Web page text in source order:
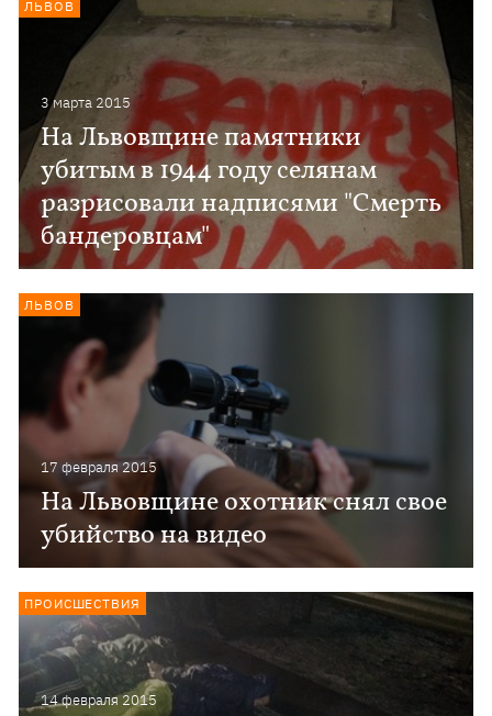
3 марта 2015
На Львовщине памятники
убитым в 1944 году селянам
разрисовали надписями "Смерть
бандеровцам"
ЛЬВОВ
17 февраля 2015
На Львовщине охотник снял свое
убийство на видео
ЛЬВОВ
14 февраля 2015
ПРОИСШЕСТВИЯ